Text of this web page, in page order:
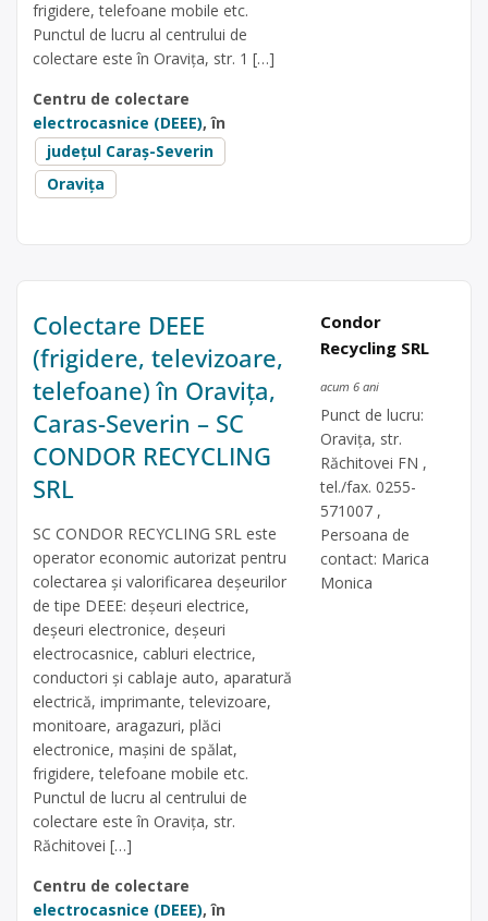
frigidere, telefoane mobile etc.
Punctul de lucru al centrului de
colectare este în Oravița, str. 1 […]
Centru de colectare
electrocasnice (DEEE), în
județul Caraș-Severin
Oravița
Colectare DEEE
(frigidere, televizoare,
telefoane) în Oravița,
Caras-Severin – SC
CONDOR RECYCLING
SRL
SC CONDOR RECYCLING SRL este
operator economic autorizat pentru
colectarea și valorificarea deșeurilor
de tipe DEEE: deșeuri electrice,
deșeuri electronice, deșeuri
electrocasnice, cabluri electrice,
conductori și cablaje auto, aparatură
electrică, imprimante, televizoare,
monitoare, aragazuri, plăci
electronice, mașini de spălat,
frigidere, telefoane mobile etc.
Punctul de lucru al centrului de
colectare este în Oraviţa, str.
Răchitovei […]
Centru de colectare
electrocasnice (DEEE), în
Condor
Recycling SRL
acum 6 ani
Punct de lucru:
Oraviţa, str.
Răchitovei FN ,
tel./fax. 0255-
571007 ,
Persoana de
contact: Marica
Monica